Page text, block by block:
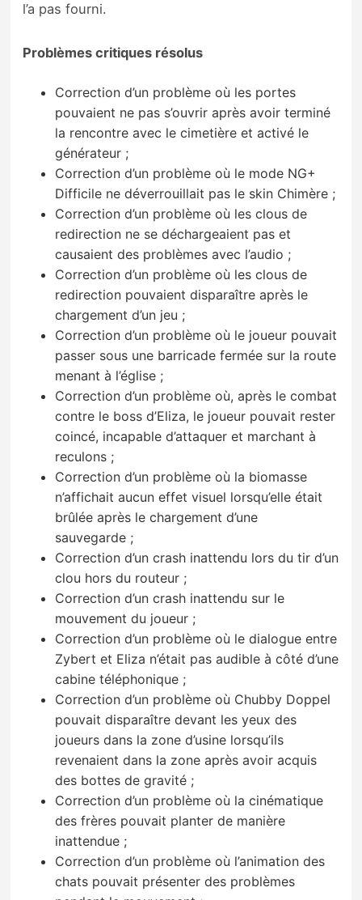
l’a pas fourni.
Problèmes critiques résolus
Correction d’un problème où les portes
pouvaient ne pas s’ouvrir après avoir terminé
la rencontre avec le cimetière et activé le
générateur ;
Correction d’un problème où le mode NG+
Difficile ne déverrouillait pas le skin Chimère ;
Correction d’un problème où les clous de
redirection ne se déchargeaient pas et
causaient des problèmes avec l’audio ;
Correction d’un problème où les clous de
redirection pouvaient disparaître après le
chargement d’un jeu ;
Correction d’un problème où le joueur pouvait
passer sous une barricade fermée sur la route
menant à l’église ;
Correction d’un problème où, après le combat
contre le boss d’Eliza, le joueur pouvait rester
coincé, incapable d’attaquer et marchant à
reculons ;
Correction d’un problème où la biomasse
n’affichait aucun effet visuel lorsqu’elle était
brûlée après le chargement d’une
sauvegarde ;
Correction d’un crash inattendu lors du tir d’un
clou hors du routeur ;
Correction d’un crash inattendu sur le
mouvement du joueur ;
Correction d’un problème où le dialogue entre
Zybert et Eliza n’était pas audible à côté d’une
cabine téléphonique ;
Correction d’un problème où Chubby Doppel
pouvait disparaître devant les yeux des
joueurs dans la zone d’usine lorsqu’ils
revenaient dans la zone après avoir acquis
des bottes de gravité ;
Correction d’un problème où la cinématique
des frères pouvait planter de manière
inattendue ;
Correction d’un problème où l’animation des
chats pouvait présenter des problèmes